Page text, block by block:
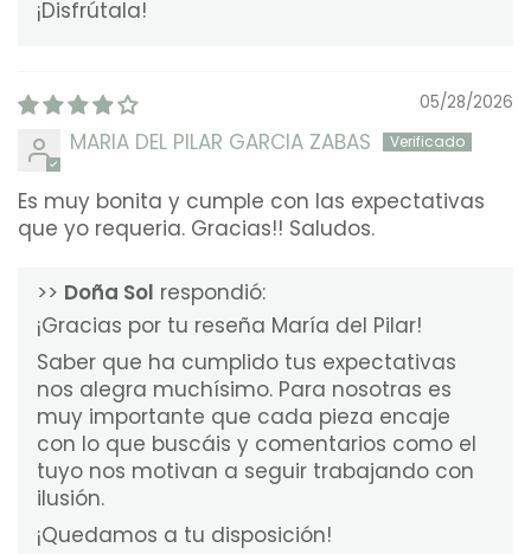
¡Disfrútala!
05/28/2026
MARIA DEL PILAR GARCIA ZABAS
Es muy bonita y cumple con las expectativas
que yo requeria. Gracias!! Saludos.
>> Doña Sol respondió:
¡Gracias por tu reseña María del Pilar!
Saber que ha cumplido tus expectativas
nos alegra muchísimo. Para nosotras es
muy importante que cada pieza encaje
con lo que buscáis y comentarios como el
tuyo nos motivan a seguir trabajando con
ilusión.
¡Quedamos a tu disposición!